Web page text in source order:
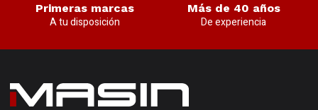
Primeras marcas
A tu disposición
Más de 40 años
De experiencia